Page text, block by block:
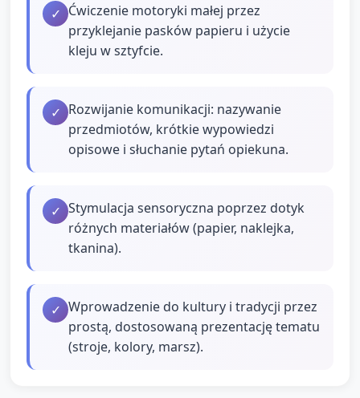
✓ Ćwiczenie motoryki małej przez
przyklejanie pasków papieru i użycie
kleju w sztyfcie.
✓ Rozwijanie komunikacji: nazywanie
przedmiotów, krótkie wypowiedzi
opisowe i słuchanie pytań opiekuna.
✓ Stymulacja sensoryczna poprzez dotyk
różnych materiałów (papier, naklejka,
tkanina).
✓ Wprowadzenie do kultury i tradycji przez
prostą, dostosowaną prezentację tematu
(stroje, kolory, marsz).